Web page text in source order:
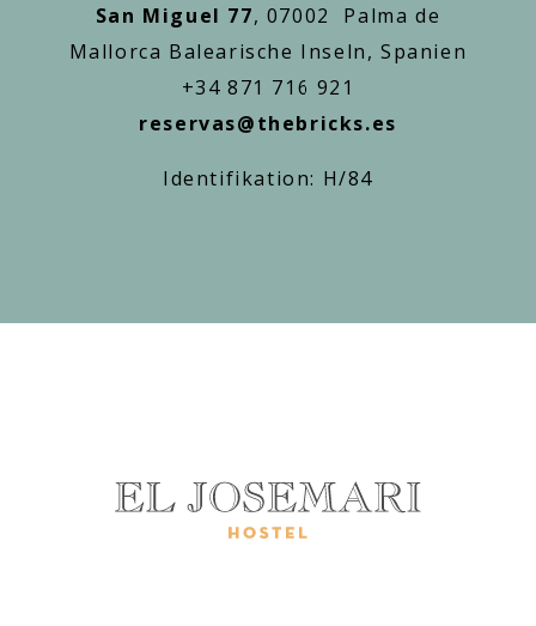
San Miguel 77, 07002 Palma de
Mallorca Balearische Inseln, Spanien
+34 871 716 921
reservas@thebricks.es
Identifikation: H/84